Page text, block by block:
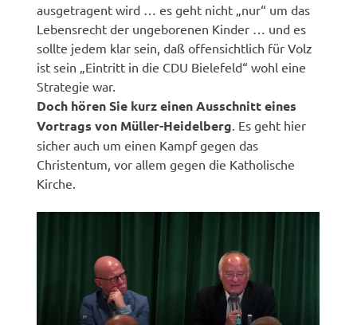
ausgetragent wird … es geht nicht „nur“ um das
Lebensrecht der ungeborenen Kinder … und es
sollte jedem klar sein, daß offensichtlich für Volz
ist sein „Eintritt in die CDU Bielefeld“ wohl eine
Strategie war.
Doch hören Sie kurz einen Ausschnitt eines
Vortrags von Müller-Heidelberg . Es geht hier
sicher auch um einen Kampf gegen das
Christentum, vor allem gegen die Katholische
Kirche.